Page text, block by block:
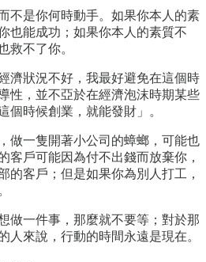
不是你何時動手。如果你本人的素
也能成功；如果你本人的素質不
救不了你。
濟狀況不好，我最好避免在這個時
性，並不亞於在經濟泡沫時期某些
個時候創業，就能發財」。
做一隻開著小公司的蟑螂，可能也
客戶可能因為付不出錢而放棄你，
的客戶；但是如果你為別人打工，
做一件事，那麼就不要等；對於那
人來說，行動的時間永遠是現在。